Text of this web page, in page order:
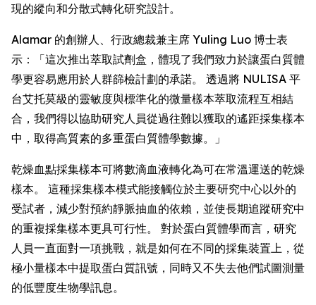
現的縱向和分散式轉化研究設計。
Alamar 的創辦人、行政總裁兼主席 Yuling Luo 博士表
示：「這次推出萃取試劑盒，體現了我們致力於讓蛋白質體
學更容易應用於人群篩檢計劃的承諾。 透過將 NULISA 平
台艾托莫級的靈敏度與標準化的微量樣本萃取流程互相結
合，我們得以協助研究人員從過往難以獲取的遙距採集樣本
中，取得高質素的多重蛋白質體學數據。」
乾燥血點採集樣本可將數滴血液轉化為可在常溫運送的乾燥
樣本。 這種採集樣本模式能接觸位於主要研究中心以外的
受試者，減少對預約靜脈抽血的依賴，並使長期追蹤研究中
的重複採集樣本更具可行性。 對於蛋白質體學而言，研究
人員一直面對一項挑戰，就是如何在不同的採集裝置上，從
極小量樣本中提取蛋白質訊號，同時又不失去他們試圖測量
的低豐度生物學訊息。